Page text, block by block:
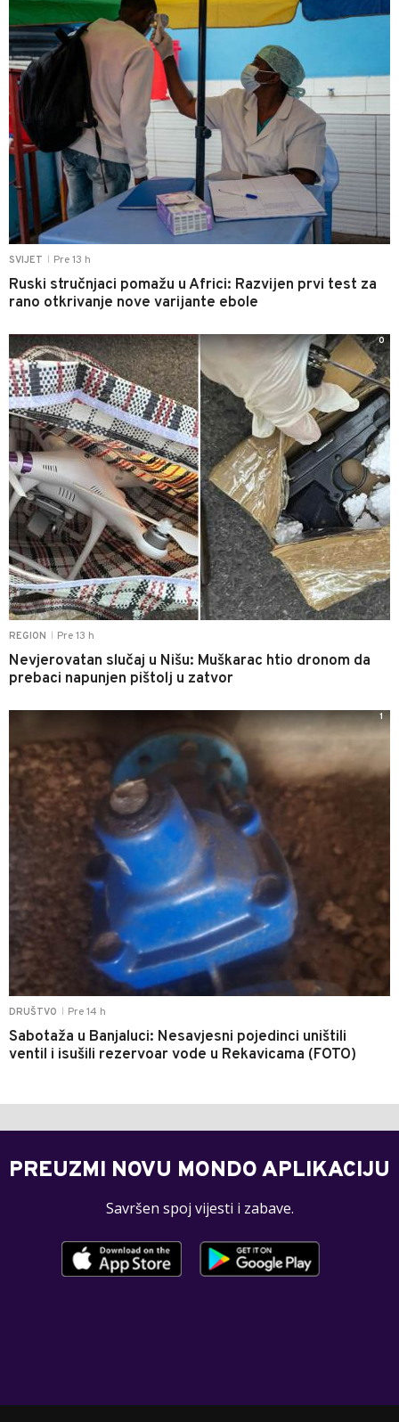
SVIJET Pre 13 h
Ruski stručnjaci pomažu u Africi: Razvijen prvi test za
rano otkrivanje nove varijante ebole
REGION Pre 13 h
Nevjerovatan slučaj u Nišu: Muškarac htio dronom da
prebaci napunjen pištolj u zatvor
0
DRUŠTVO Pre 14 h
Sabotaža u Banjaluci: Nesavjesni pojedinci uništili
ventil i isušili rezervoar vode u Rekavicama (FOTO)
1
PREUZMI NOVU MONDO APLIKACIJU
Savršen spoj vijesti i zabave.